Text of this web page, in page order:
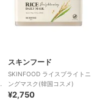
スキンフード
SKINFOOD ライスブライトニ
ングマスク(韓国コスメ)
¥2,750